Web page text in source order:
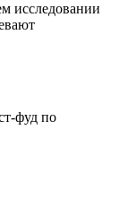
исследовании
фуд по